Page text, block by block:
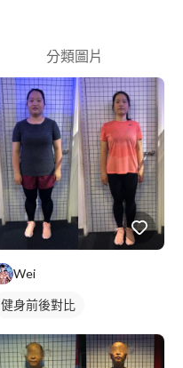
分類圖片
Wei
健身前後對比